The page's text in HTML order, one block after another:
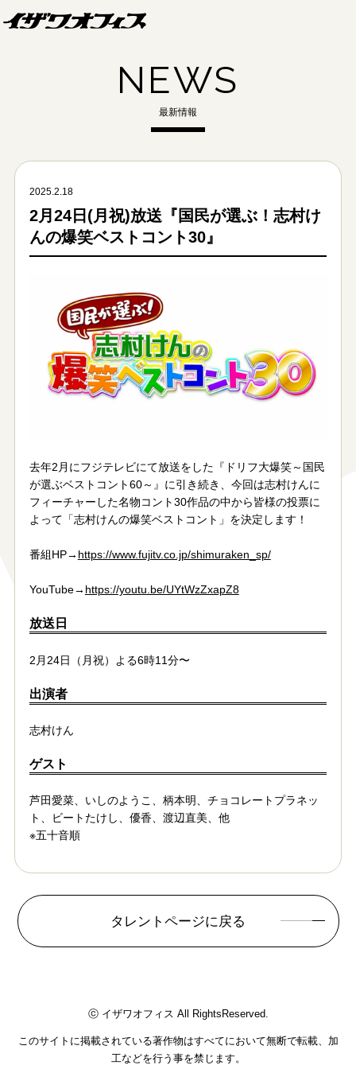
NEWS
最新情報
2025.2.18
2月24日(月祝)放送『国民が選ぶ！志村け
んの爆笑ベストコント30』
去年2月にフジテレビにて放送をした『ドリフ大爆笑～国民
が選ぶベストコント60～』に引き続き、今回は志村けんに
フィーチャーした名物コント30作品の中から皆様の投票に
よって「志村けんの爆笑ベストコント」を決定します！
番組HP→ https://www.fujitv.co.jp/shimuraken_sp/
YouTube→ https://youtu.be/UYtWzZxapZ8
放送日
2月24日（月祝）よる6時11分〜
出演者
志村けん
ゲスト
芦田愛菜、いしのようこ、柄本明、チョコレートプラネッ
ト、ビートたけし、優香、渡辺直美、他
※五十音順
タレントページに戻る
ⓒ イザワオフィス All RightsReserved.
このサイトに掲載されている著作物はすべてにおいて無断で転載、加
工などを行う事を禁じます。